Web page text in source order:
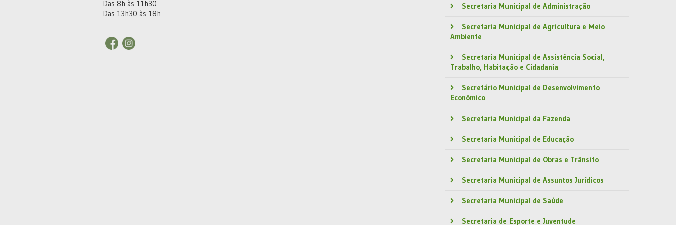
Das 8h às 11h30
Das 13h30 às 18h
Secretaria Municipal de Administração
Secretaria Municipal de Agricultura e Meio
Ambiente
Secretaria Municipal de Assistência Social,
Trabalho, Habitação e Cidadania
Secretário Municipal de Desenvolvimento
Econômico
Secretaria Municipal da Fazenda
Secretaria Municipal de Educação
Secretaria Municipal de Obras e Trânsito
Secretaria Municipal de Assuntos Jurídicos
Secretaria Municipal de Saúde
Secretaria de Esporte e Juventude